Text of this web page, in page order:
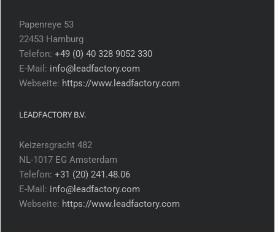
Papenreye 53
22453 Hamburg
Telefon: +49 (0) 40 328 9052 330
E-Mail: info@leadfactory.com
Webseite: https://www.leadfactory.com
LEADFACTORY B.V.
Keizersgracht 482
NL-1017 EG Amsterdam
Telefon: +31 (20) 241.48.06
E-Mail: info@leadfactory.com
Webseite: https://www.leadfactory.com